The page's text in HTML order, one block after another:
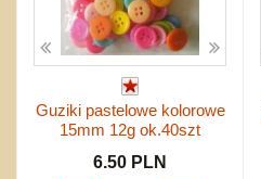
Guziki pastelowe kolorowe
15mm 12g ok.40szt
6.50 PLN